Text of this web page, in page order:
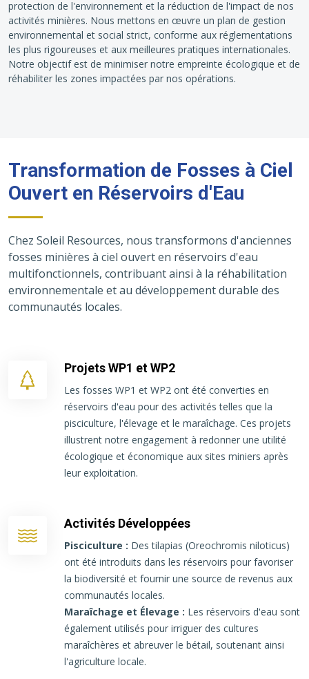
protection de l'environnement et la réduction de l'impact de nos
activités minières. Nous mettons en œuvre un plan de gestion
environnemental et social strict, conforme aux réglementations
les plus rigoureuses et aux meilleures pratiques internationales.
Notre objectif est de minimiser notre empreinte écologique et de
réhabiliter les zones impactées par nos opérations.
Transformation de Fosses à Ciel
Ouvert en Réservoirs d'Eau
Chez Soleil Resources, nous transformons d'anciennes
fosses minières à ciel ouvert en réservoirs d'eau
multifonctionnels, contribuant ainsi à la réhabilitation
environnementale et au développement durable des
communautés locales.
Projets WP1 et WP2
Les fosses WP1 et WP2 ont été converties en
réservoirs d'eau pour des activités telles que la
pisciculture, l'élevage et le maraîchage. Ces projets
illustrent notre engagement à redonner une utilité
écologique et économique aux sites miniers après
leur exploitation.
Activités Développées
Pisciculture : Des tilapias (Oreochromis niloticus)
ont été introduits dans les réservoirs pour favoriser
la biodiversité et fournir une source de revenus aux
communautés locales.
Maraîchage et Élevage : Les réservoirs d'eau sont
également utilisés pour irriguer des cultures
maraîchères et abreuver le bétail, soutenant ainsi
l'agriculture locale.